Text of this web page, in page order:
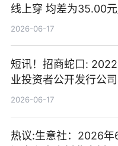
线上穿 均差为35.00
2026-06-17
短讯！招商蛇口:
业投资者公开发行公
二期）（品种二）
2026-06-17
热议:生意社：2026年